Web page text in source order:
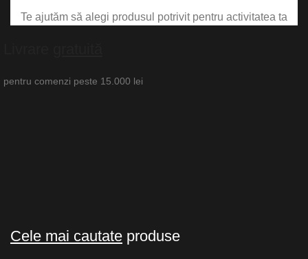
Te ajutăm să alegi produsul potrivit pentru activitatea ta
pentru comenzi peste 15.000 lei
Cele mai cautate produse